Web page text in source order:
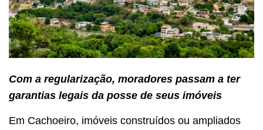
Com a regularização, moradores passam a ter
garantias legais da posse de seus imóveis
Em Cachoeiro, imóveis construídos ou ampliados